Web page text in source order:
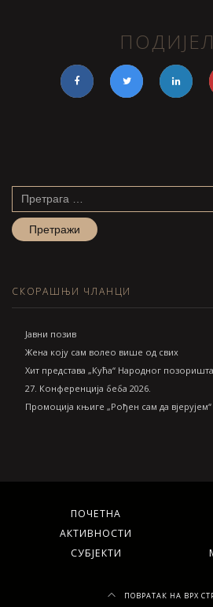
СКОРАШЊИ ЧЛАНЦИ
Jавни позив
Жена коју сам волео више од свих
Хит представа „Кућа“ Народног
27. Конференција беба 2026.
Промоција књиге „Рођен сам да вјерујем“
ПОЧЕТНА
АКТИВНОСТИ
СУБЈЕКТИ
ПОВРАТАК НА ВРХ